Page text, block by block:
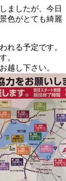
ましたが、今日
色がとても綺麗
れる予定です。
。
越し下さい。